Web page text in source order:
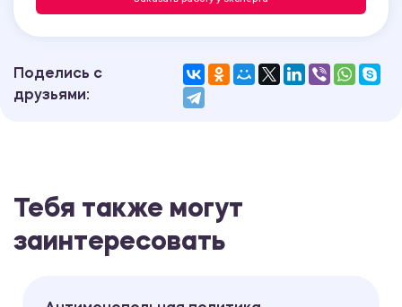
Поделись с
друзьями:
Тебя также могут
заинтересовать